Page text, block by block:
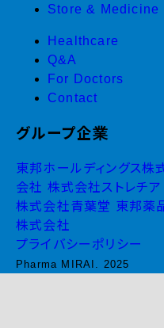
Store & Medicine
Healthcare
Q&A
For Doctors
Contact
グループ企業
東邦ホールディングス株
会社 株式会社ストレチア
株式会社青葉堂 東邦薬
株式会社
プライバシーポリシー
Pharma MIRAI. 2025